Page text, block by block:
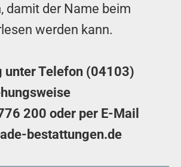
damit der Name beim
werden kann.
unter Telefon (04103)
200 oder per E-Mail
bestattungen.de